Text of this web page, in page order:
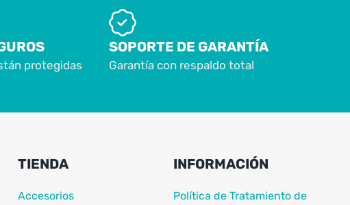
protegidas
SOPORTE DE GARANTÍA
Garantía con respaldo total
TIENDA
Accesorios
INFORMACIÓN
Política de Tratamiento de